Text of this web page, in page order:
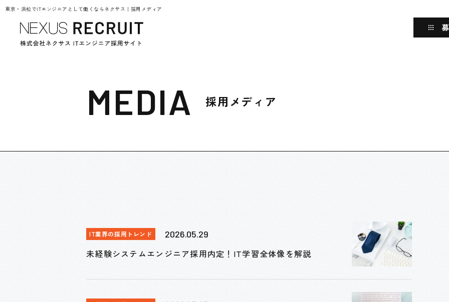
東京・浜松でITエンジニアとして働くならネクサス｜採用メディア
MEDIA 採用メディア
IT業界の採用トレンド 2026.05.29
未経験システムエンジニア採用内定！IT学習全体像を解説